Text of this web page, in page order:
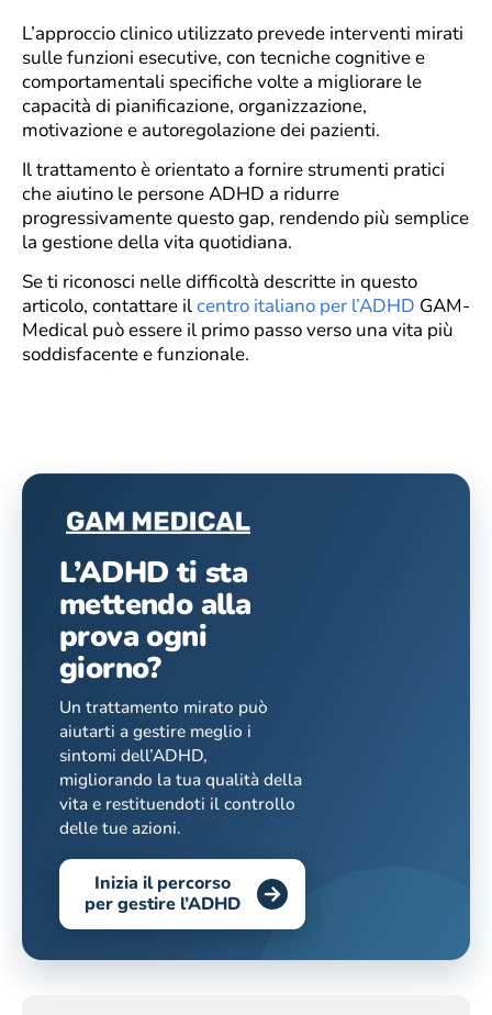
L’approccio clinico utilizzato prevede interventi mirati
sulle funzioni esecutive, con tecniche cognitive e
comportamentali specifiche volte a migliorare le
capacità di pianificazione, organizzazione,
motivazione e autoregolazione dei pazienti.
Il trattamento è orientato a fornire strumenti pratici
che aiutino le persone ADHD a ridurre
progressivamente questo gap, rendendo più semplice
la gestione della vita quotidiana.
Se ti riconosci nelle difficoltà descritte in questo
articolo, contattare ilcentro italiano per l’ADHD GAM-
Medical può essere il primo passo verso una vita più
soddisfacente e funzionale.
L’ADHD ti sta
mettendo alla
prova ogni
giorno?
Un trattamento mirato può
aiutarti a gestire meglio i
sintomi dell’ADHD,
migliorando la tua qualità della
vita e restituendoti il controllo
delle tue azioni.
Inizia il percorso
per gestire l’ADHD